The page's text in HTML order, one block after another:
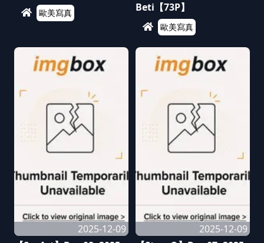
歐美寫真
Beti【73P】
歐美寫真
2025-12-09
2025-12-09